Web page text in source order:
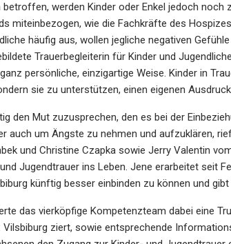
werden Kinder oder Enkel jedoch noch
miteinbezogen, wie die Fachkräfte des
häufig aus, wollen jegliche negativen
Trauerbegleiterin für Kinder und
persönliche, einzigartige Weise. Kinder in
sie zu unterstützen, einen eigenen
den Mut zuzusprechen, den es bei der
auch um Ängste zu nehmen und aufzuklären,
und Christine Czapka sowie Jerry Valentin
Jugendtrauer ins Leben. Jene erarbeitet seit
künftig besser einbinden zu können und
das vierköpfige Kompetenzteam dabei eine
Vilsbiburg ziert, sowie entsprechende